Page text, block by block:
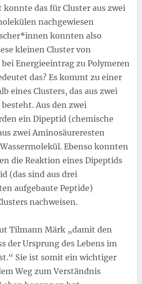
das für Cluster aus zwei
nachgewiesen
konnten also
kleinen Cluster von
Energieeintrag zu Polymeren
das? Es kommt zu einer
eines Clusters, das aus zwei
Aus den zwei
ein Dipeptid (chemische
zwei Aminosäureresten
Ebenso konnten
die Reaktion eines Dipeptids
(das sind aus drei
aufgebaute Peptide)
nachweisen.
Tilmann Märk „damit den
der Ursprung des Lebens im
Sie ist somit ein wichtiger
Weg zum Verständnis